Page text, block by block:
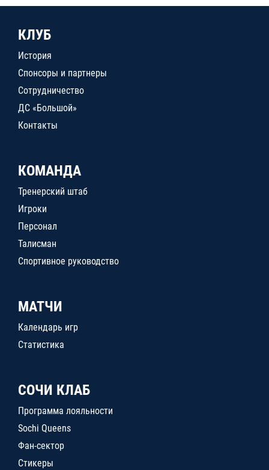
КЛУБ
История
Спонсоры и партнеры
Сотрудничество
ДС «Большой»
Контакты
КОМАНДА
Тренерский штаб
Игроки
Персонал
Талисман
Спортивное руководство
МАТЧИ
Календарь игр
Статистика
СОЧИ КЛАБ
Программа лояльности
Sochi Queens
Фан-сектор
Стикеры